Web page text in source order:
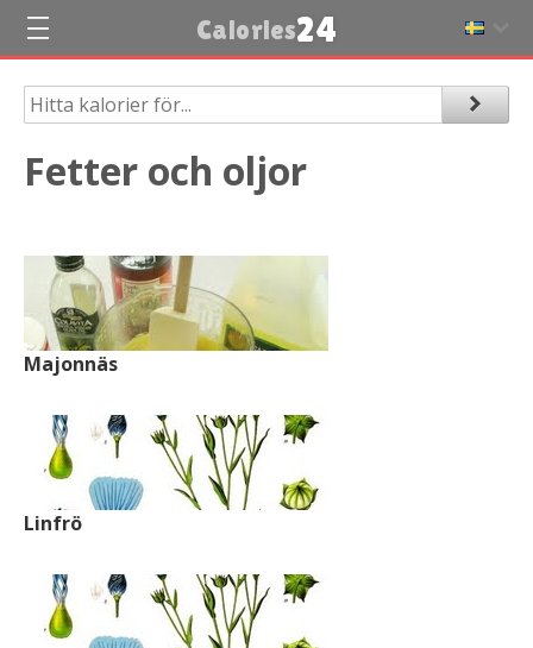
Calories24
Fetter och oljor
Majonnäs
Linfrö